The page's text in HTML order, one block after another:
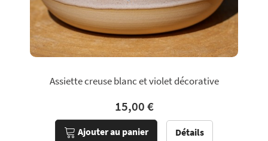
Assiette creuse blanc et violet décorative
15,00 €
Ajouter au panier Détails